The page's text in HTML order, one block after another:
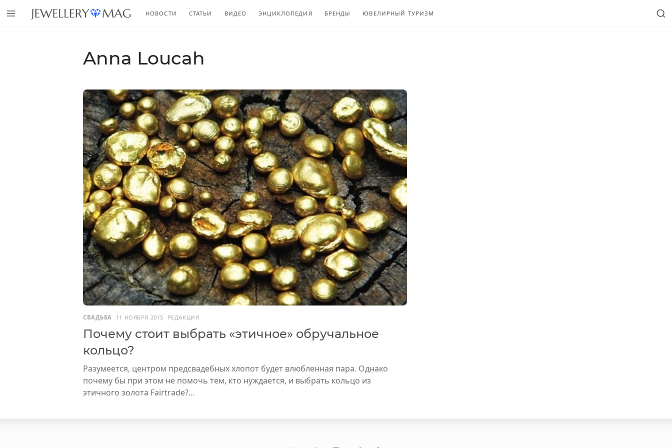
НОВОСТИ СТАТЬИ ВИДЕО ЭНЦИКЛОПЕДИЯ БРЕНДЫ ЮВЕЛИРНЫЙ ТУРИЗМ
Anna Loucah
СВАДЬБА 11 НОЯБРЯ 2015 РЕДАКЦИЯ
Почему стоит выбрать «этичное» обручальное
кольцо?
Разумеется, центром предсвадебных хлопот будет влюбленная пара. Однако
почему бы при этом не помочь тем, кто нуждается, и выбрать кольцо из
этичного золота Fairtrade?…